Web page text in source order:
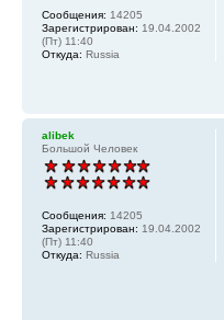
Сообщения: 14205
Зарегистрирован: 19.04.2002
(Пт) 11:40
Откуда: Russia
alibek
Большой Человек
Сообщения: 14205
Зарегистрирован: 19.04.2002
(Пт) 11:40
Откуда: Russia